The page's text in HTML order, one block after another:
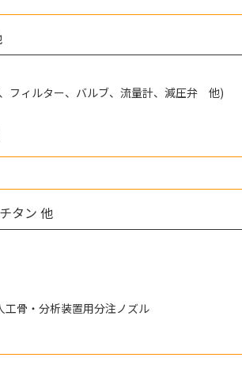
フィルター、バルブ、流量計、減圧弁 他)
タン 他
骨・分析装置用分注ノズル